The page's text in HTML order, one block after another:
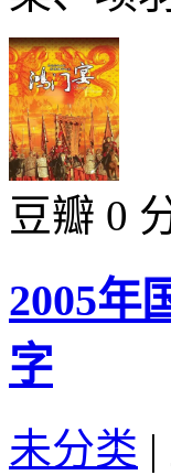
豆瓣 0
2005年
字
未分类 |